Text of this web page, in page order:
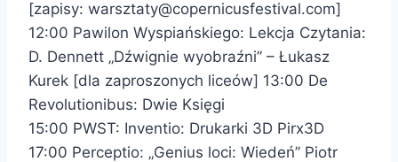
[zapisy: warsztaty@copernicusfestival.com]
12:00 Pawilon Wyspiańskiego: Lekcja Czytania:
D. Dennett „Dźwignie wyobraźni” – Łukasz
Kurek [dla zaproszonych liceów] 13:00 De
Revolutionibus: Dwie Księgi
15:00 PWST: Inventio: Drukarki 3D Pirx3D
17:00 Perceptio: „Genius loci: Wiedeń” Piotr